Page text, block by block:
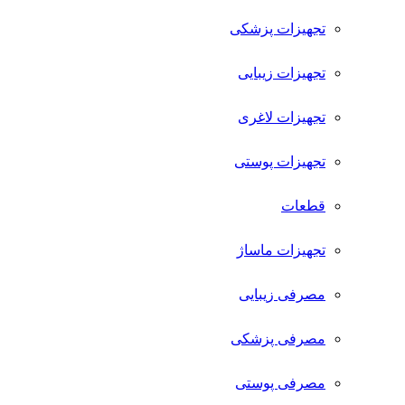
تجهیزات پزشکی
تجهیزات زیبایی
تجهیزات لاغری
تجهیزات پوستی
قطعات
تجهیزات ماساژ
مصرفی زیبایی
مصرفی پزشکی
مصرفی پوستی